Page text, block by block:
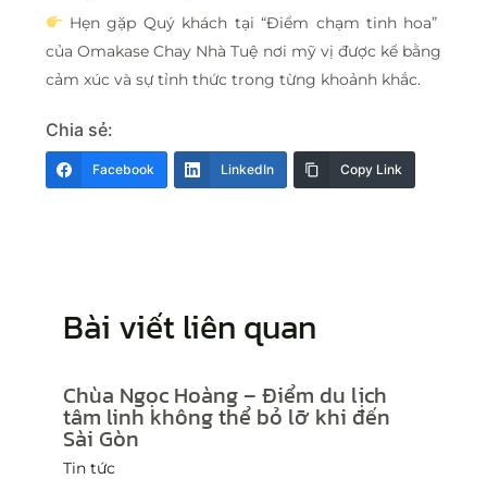
Hẹn gặp Quý khách tại “Điểm chạm tinh hoa”
của Omakase Chay Nhà Tuệ nơi mỹ vị được kể bằng
cảm xúc và sự tỉnh thức trong từng khoảnh khắc.
Chia sẻ:
Facebook LinkedIn Copy Link
Bài viết liên quan
Chùa Ngọc Hoàng – Điểm du lịch
tâm linh không thể bỏ lỡ khi đến
Sài Gòn
Tin tức